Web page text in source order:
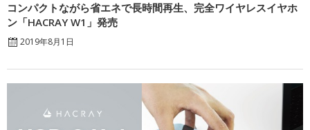
コンパクトながら省エネで長時間再生、完全ワイヤレスイヤホ
ン「HACRAY W1」発売
2019年8月1日